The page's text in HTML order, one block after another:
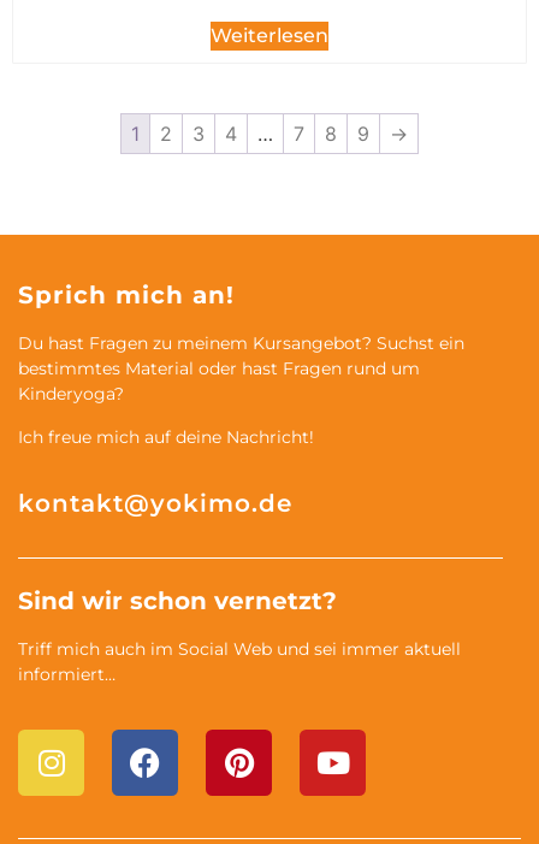
Weiterlesen
1 2 3 4 … 7 8 9 →
Sprich mich an!
Du hast Fragen zu meinem Kursangebot? Suchst ein
bestimmtes Material oder hast Fragen rund um
Kinderyoga?
Ich freue mich auf deine Nachricht!
kontakt@yokimo.de
Sind wir schon vernetzt?
Triff mich auch im Social Web und sei immer aktuell
informiert…